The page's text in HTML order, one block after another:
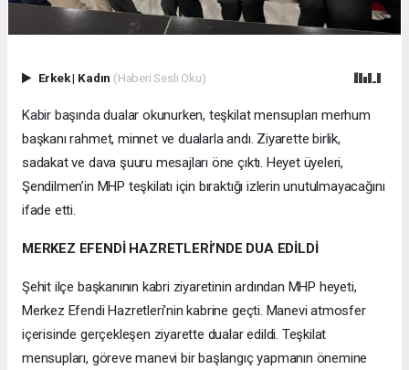
Erkek| Kadın (Haberi Sesli Oku)
Kabir başında dualar okunurken, teşkilat mensupları merhum
başkanı rahmet, minnet ve dualarla andı. Ziyarette birlik,
sadakat ve dava şuuru mesajları öne çıktı. Heyet üyeleri,
Şendilmen’in MHP teşkilatı için bıraktığı izlerin unutulmayacağını
ifade etti.
MERKEZ EFENDİ HAZRETLERİ’NDE DUA EDİLDİ
Şehit ilçe başkanının kabri ziyaretinin ardından MHP heyeti,
Merkez Efendi Hazretleri’nin kabrine geçti. Manevi atmosfer
içerisinde gerçekleşen ziyarette dualar edildi. Teşkilat
mensupları, göreve manevi bir başlangıç yapmanın önemine